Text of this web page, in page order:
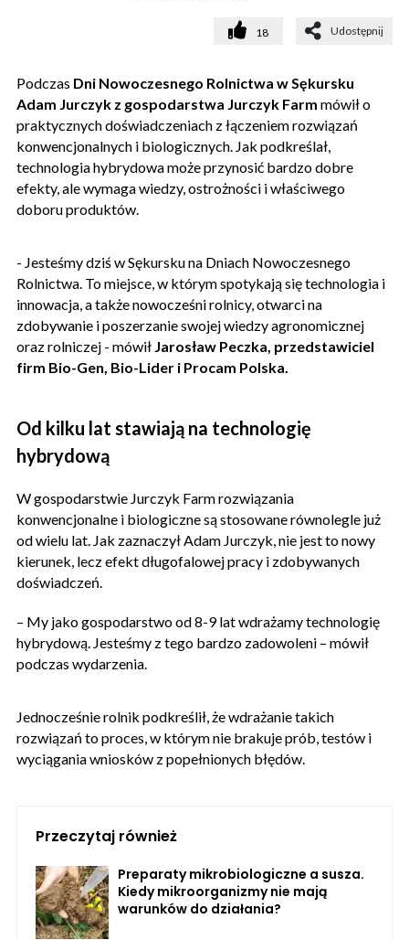
18 Udostępnij
Podczas Dni Nowoczesnego Rolnictwa w Sękursku
Adam Jurczyk z gospodarstwa Jurczyk Farm mówił o
praktycznych doświadczeniach z łączeniem rozwiązań
konwencjonalnych i biologicznych. Jak podkreślał,
technologia hybrydowa może przynosić bardzo dobre
efekty, ale wymaga wiedzy, ostrożności i właściwego
doboru produktów.
- Jesteśmy dziś w Sękursku na Dniach Nowoczesnego
Rolnictwa. To miejsce, w którym spotykają się technologia i
innowacja, a także nowocześni rolnicy, otwarci na
zdobywanie i poszerzanie swojej wiedzy agronomicznej
oraz rolniczej - mówił Jarosław Peczka, przedstawiciel
firm Bio-Gen, Bio-Lider i Procam Polska.
Od kilku lat stawiają na technologię
hybrydową
W gospodarstwie Jurczyk Farm rozwiązania
konwencjonalne i biologiczne są stosowane równolegle już
od wielu lat. Jak zaznaczył Adam Jurczyk, nie jest to nowy
kierunek, lecz efekt długofalowej pracy i zdobywanych
doświadczeń.
– My jako gospodarstwo od 8-9 lat wdrażamy technologię
hybrydową. Jesteśmy z tego bardzo zadowoleni – mówił
podczas wydarzenia.
Jednocześnie rolnik podkreślił, że wdrażanie takich
rozwiązań to proces, w którym nie brakuje prób, testów i
wyciągania wniosków z popełnionych błędów.
Przeczytaj również
Preparaty mikrobiologiczne a susza.
Kiedy mikroorganizmy nie mają
warunków do działania?